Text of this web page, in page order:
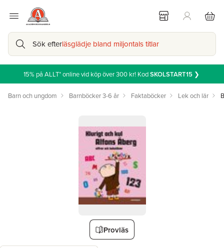
Sök efterläsglädje bland miljontals titlar
15% på ALLT* online vid köp över 300 kr! KodSKOLSTART15❯
Barn och ungdom Barnböcker 3-6 år Faktaböcker Lek och lär
Provläs